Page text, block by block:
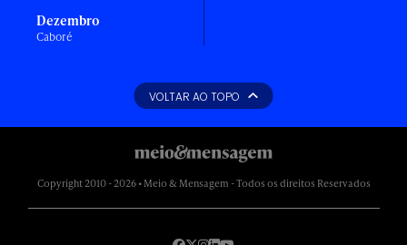
Dezembro
Caboré
VOLTAR AO TOPO
Copyright 2010 - 2026 • Meio & Mensagem - Todos os direitos Reservados